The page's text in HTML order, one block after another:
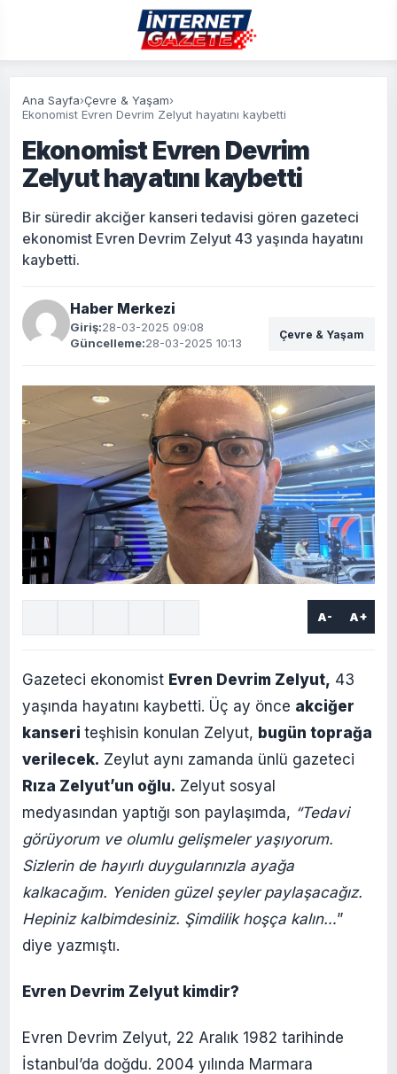
Ana Sayfa›Çevre & Yaşam›
Ekonomist Evren Devrim Zelyut hayatını kaybetti
Ekonomist Evren Devrim
Zelyut hayatını kaybetti
Bir süredir akciğer kanseri tedavisi gören gazeteci
ekonomist Evren Devrim Zelyut 43 yaşında hayatını
kaybetti.
Haber Merkezi
Giriş:28-03-2025 09:08
Güncelleme:28-03-2025 10:13
Çevre & Yaşam
A- A+
Gazeteci ekonomist Evren Devrim Zelyut, 43
yaşında hayatını kaybetti. Üç ay önce akciğer
kanseri teşhisin konulan Zelyut, bugün toprağa
verilecek. Zeylut aynı zamanda ünlü gazeteci
Rıza Zelyut’un oğlu. Zelyut sosyal
medyasından yaptığı son paylaşımda, “Tedavi
görüyorum ve olumlu gelişmeler yaşıyorum.
Sizlerin de hayırlı duygularınızla ayağa
kalkacağım. Yeniden güzel şeyler paylaşacağız.
Hepiniz kalbimdesiniz. Şimdilik hoşça kalın…”
diye yazmıştı.
Evren Devrim Zelyut kimdir?
Evren Devrim Zelyut, 22 Aralık 1982 tarihinde
İstanbul’da doğdu. 2004 yılında Marmara